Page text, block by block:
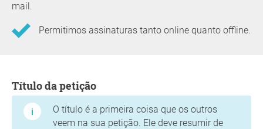
mail.
Permitimos assinaturas tanto online quanto offline.
Título da petição
O título é a primeira coisa que os outros
veem na sua petição. Ele deve resumir de